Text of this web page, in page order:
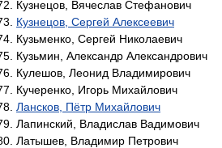
Кузнецов, Вячеслав Стефанович
Кузнецов, Сергей Алексеевич
Кузьменко, Сергей Николаевич
Кузьмин, Александр Александрович
Кулешов, Леонид Владимирович
Кучеренко, Игорь Михайлович
Лансков, Пётр Михайлович
Лапинский, Владислав Вадимович
Латышев, Владимир Петрович